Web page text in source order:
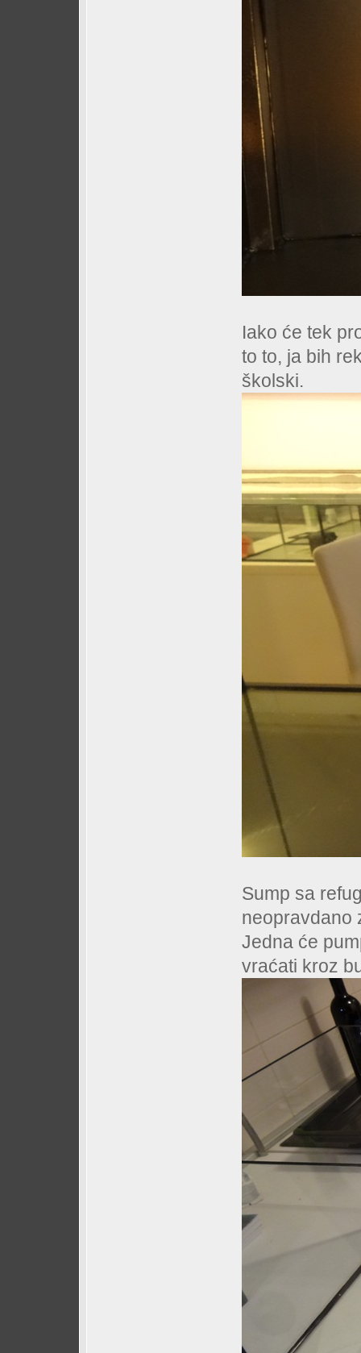
Iako će tek
to to, ja bih
školski.
Sump sa
neopravdano
Jedna će
vraćati kroz